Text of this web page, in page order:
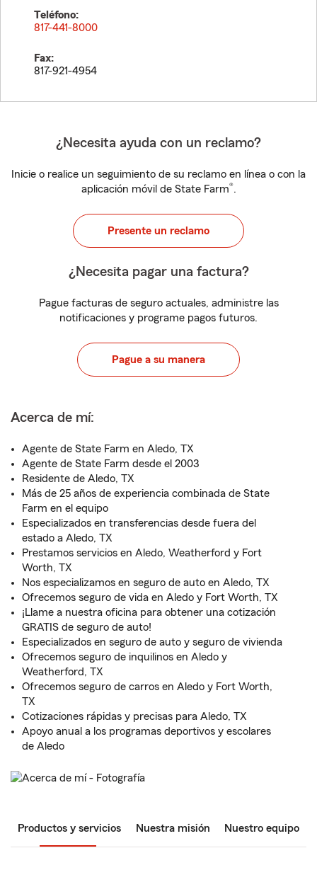
Teléfono:
817-441-8000
Fax:
817-921-4954
¿Necesita ayuda con un reclamo?
Inicie o realice un seguimiento de su reclamo en línea o con la
aplicación móvil de State Farm®.
Presente un reclamo
¿Necesita pagar una factura?
Pague facturas de seguro actuales, administre las
notificaciones y programe pagos futuros.
Pague a su manera
Acerca de mí:
Agente de State Farm en Aledo, TX
Agente de State Farm desde el 2003
Residente de Aledo, TX
Más de 25 años de experiencia combinada de State
Farm en el equipo
Especializados en transferencias desde fuera del
estado a Aledo, TX
Prestamos servicios en Aledo, Weatherford y Fort
Worth, TX
Nos especializamos en seguro de auto en Aledo, TX
Ofrecemos seguro de vida en Aledo y Fort Worth, TX
¡Llame a nuestra oficina para obtener una cotización
GRATIS de seguro de auto!
Especializados en seguro de auto y seguro de vivienda
Ofrecemos seguro de inquilinos en Aledo y
Weatherford, TX
Ofrecemos seguro de carros en Aledo y Fort Worth,
TX
Cotizaciones rápidas y precisas para Aledo, TX
Apoyo anual a los programas deportivos y escolares
de Aledo
Productos y servicios Nuestra misión Nuestro equipo